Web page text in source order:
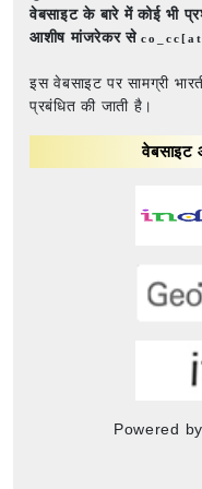
वेबसाइट के बारे में कोई भी
आशीष मांजरेकर से
इस वेबसाइट पर सामग्री
प्रबंधित की जाती है।
Powered by